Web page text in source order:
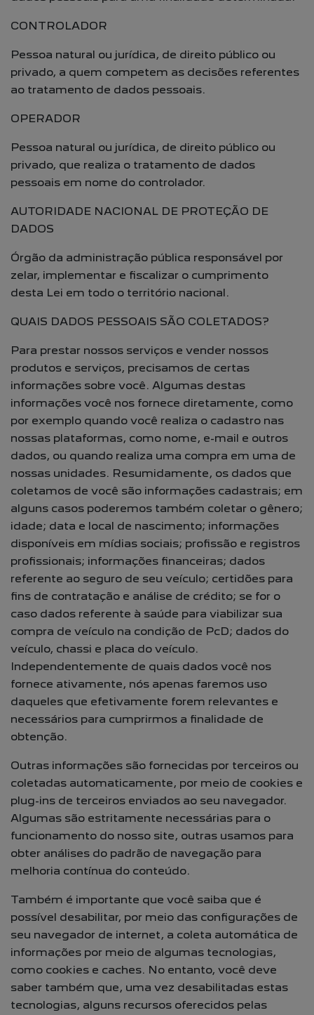
CONTROLADOR
Pessoa natural ou jurídica, de direito público ou
privado, a quem competem as decisões referentes
ao tratamento de dados pessoais.
OPERADOR
Pessoa natural ou jurídica, de direito público ou
privado, que realiza o tratamento de dados
pessoais em nome do controlador.
AUTORIDADE NACIONAL DE PROTEÇÃO DE
DADOS
Órgão da administração pública responsável por
zelar, implementar e fiscalizar o cumprimento
desta Lei em todo o território nacional.
QUAIS DADOS PESSOAIS SÃO COLETADOS?
Para prestar nossos serviços e vender nossos
produtos e serviços, precisamos de certas
informações sobre você. Algumas destas
informações você nos fornece diretamente, como
por exemplo quando você realiza o cadastro nas
nossas plataformas, como nome, e-mail e outros
dados, ou quando realiza uma compra em uma de
nossas unidades. Resumidamente, os dados que
coletamos de você são informações cadastrais; em
alguns casos poderemos também coletar o gênero;
idade; data e local de nascimento; informações
disponíveis em mídias sociais; profissão e registros
profissionais; informações financeiras; dados
referente ao seguro de seu veículo; certidões para
fins de contratação e análise de crédito; se for o
caso dados referente à saúde para viabilizar sua
compra de veículo na condição de PcD; dados do
veículo, chassi e placa do veículo.
Independentemente de quais dados você nos
fornece ativamente, nós apenas faremos uso
daqueles que efetivamente forem relevantes e
necessários para cumprirmos a finalidade de
obtenção.
Outras informações são fornecidas por terceiros ou
coletadas automaticamente, por meio de cookies e
plug-ins de terceiros enviados ao seu navegador.
Algumas são estritamente necessárias para o
funcionamento do nosso site, outras usamos para
obter análises do padrão de navegação para
melhoria contínua do conteúdo.
Também é importante que você saiba que é
possível desabilitar, por meio das configurações de
seu navegador de internet, a coleta automática de
informações por meio de algumas tecnologias,
como cookies e caches. No entanto, você deve
saber também que, uma vez desabilitadas estas
tecnologias, alguns recursos oferecidos pelas